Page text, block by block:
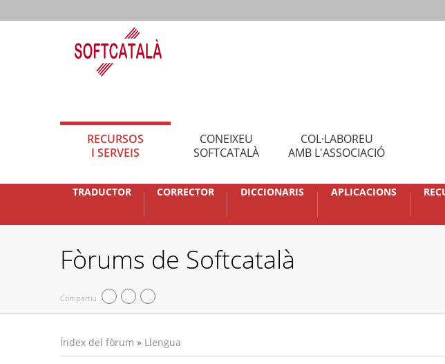
RECURSOS
I SERVEIS
CONEIXEU
SOFTCATALÀ
COL·LABOREU
AMB L'ASSOCIACIÓ
TRADUCTOR CORRECTOR DICCIONARIS APLICACIONS
Fòrums de Softcatalà
Compartiu
Índex del fòrum » Llengua